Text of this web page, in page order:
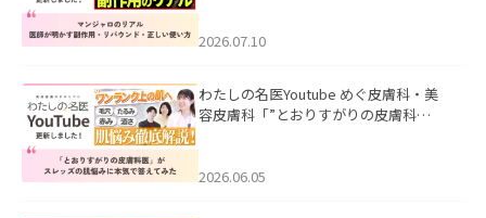
た。
2026.07.10
わたしの名医Youtube めぐ皮膚科・美
容皮膚科「”とおりすがりの皮膚科
2026.06.05